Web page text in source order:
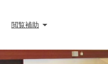
閲覧補助